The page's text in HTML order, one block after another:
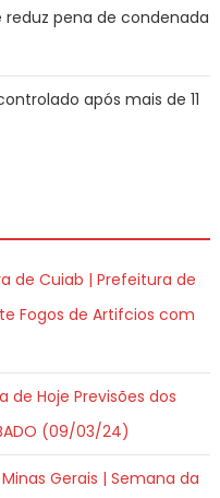
reduz pena de condenada
após mais de 11
de Cuiab | Prefeitura de
Fogos de Artifcios com
de Hoje Previsões dos
(09/03/24)
Gerais | Semana da